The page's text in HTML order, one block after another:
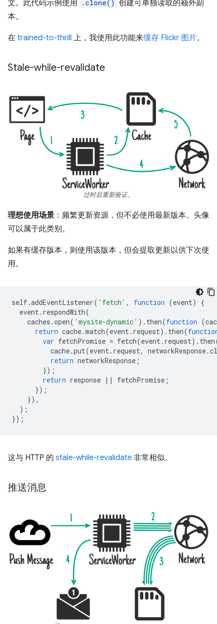
文。此代码示例使用 .clone() 创建可单独读取的额外副
本。
在 trained-to-thrill 上，我使用此功能来缓存 Flickr 图片。
Stale-while-revalidate
过时后重新验证。
理想使用场景 ：频繁更新资源，但不必使用最新版本。头像
可以属于此类别。
如果有缓存版本，则使用该版本，但会提取更新以供下次使
用。
self.addEventListener( 'fetch' , function (event)
{
event. respondWith(
caches .open( 'mysite-dynamic' ). then(function (
return cache.match(event. request). then(
var fetchPromise = fetch(event. request). then
cache.put(event. request, networkResponse.
return networkResponse ;
});
return response || fetchPromise ;
});
}),
);
});
这与 HTTP 的 stale-while-revalidate 非常相似。
推送消息